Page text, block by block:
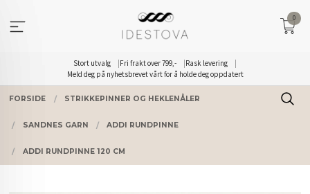
innholdet
Stort utvalg Fri frakt over 799,-
Rask levering
Meld deg på nyhetsbrevet vårt for å holde deg oppdatert
0
FORSIDE STRIKKEPINNER OG HEKLENÅLER
SANDNES GARN ADDI RUNDPINNE
ADDI RUNDPINNE 120 CM